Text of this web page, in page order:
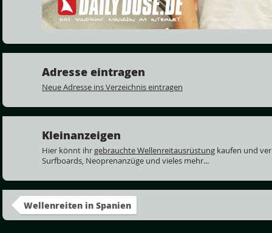
Adresse eintragen
Neue Adresse ins Verzeichnis eintragen
Kleinanzeigen
Hier könnt ihrgebrauchte Wellenreitausrüstung kaufen und
Surfboards, Neoprenanzüge und vieles mehr...
Wellenreiten in Spanien